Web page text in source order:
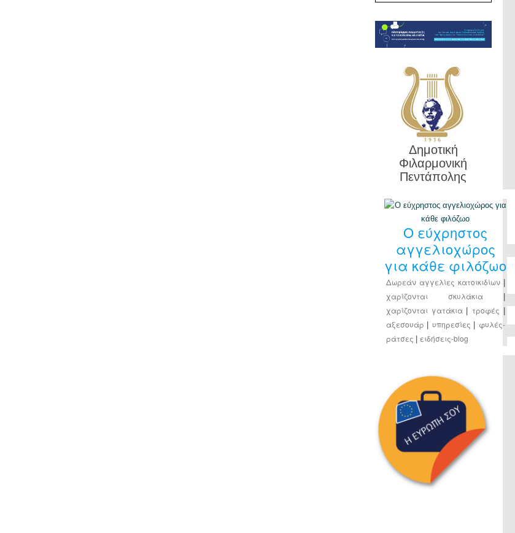
Δημοτική
Φιλαρμονική
Πεντάπολης
Ο εύχρηστος
αγγελιοχώρος
για κάθε φιλόζωο
Δωρεάν αγγελίες κατοικιδίων
χαρίζονται σκυλάκια
χαρίζονται γατάκια τροφές
αξεσουάρ υπηρεσίες
φυλές-
ράτσες
ειδήσεις-blog